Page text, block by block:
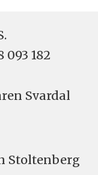
182
Svardal
Stoltenberg